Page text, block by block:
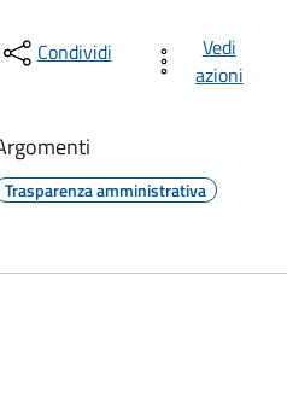
Condividi
Vedi
azioni
Trasparenza amministrativa